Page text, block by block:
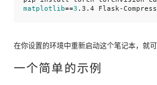
matplotlib==3 .3.4
在你设置的环境中重新启动这个笔记本，就可
一个简单的示例